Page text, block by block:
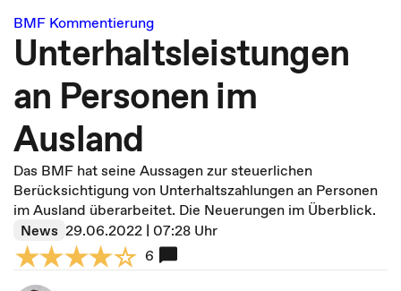
BMF Kommentierung
Unterhaltsleistungen
an Personen im
Ausland
Das BMF hat seine Aussagen zur steuerlichen
Berücksichtigung von Unterhaltszahlungen an Personen
im Ausland überarbeitet. Die Neuerungen im Überblick.
News 29.06.2022 | 07:28 Uhr
6